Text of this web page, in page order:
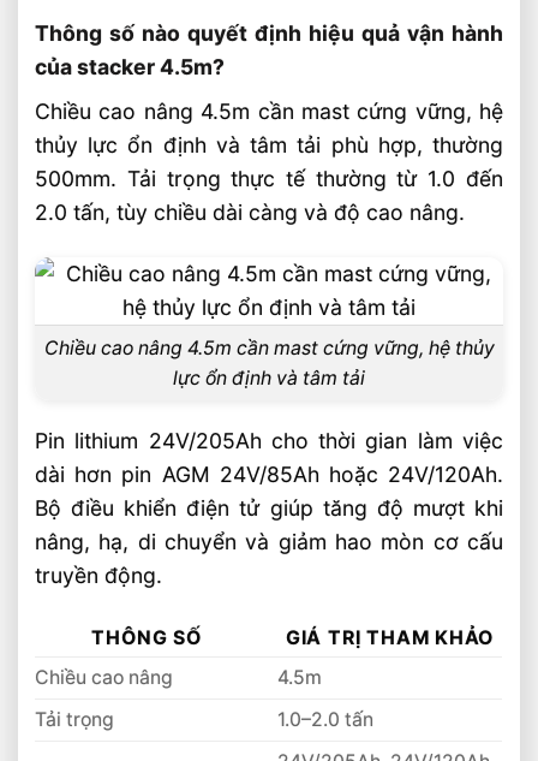
Video: Xe Nâng Điện Stacker Đứng Lái
Nâng Cao 4.5m Có Tốt Không
Sản phẩm đề xuất
Liên hệ mua sản phẩm
Bài Viết Liên Quan
Xe Nâng Dầu 3 Tấn Có Thể Làm Việc Liên
Xe Nâng Dầu 3 Tấn Nâng Cao 6 Mét Có
Phổ Biến Hiện Nay?
Xe Nâng Dầu 3 Tấn Nâng Cao 4.5 Mét
Nên Chọn Loại Nào?
Cho Kho Logistics
So Sánh Hiệu Suất Nâng Xe Nâng Lithium
Theo Từng Tải Trọng
Xe Nâng Lithium 2 Tấn Và 3 Tấn Khác
Nhau Thế Nào
So Sánh Xe Nâng Lithium 1.5 Tấn Và 2
Tấn Nên Chọn Loại Nào
Chọn Xe Nâng Lithium Theo Nhu Cầu Sử
Dụng Thực Tế Hiệu Quả
Thông số nào quyết định hiệu quả vận hành
của stacker 4.5m?
Chiều cao nâng 4.5m cần mast cứng vững, hệ
thủy lực ổn định và tâm tải phù hợp, thường
500mm. Tải trọng thực tế thường từ 1.0 đến
2.0 tấn, tùy chiều dài càng và độ cao nâng.
Chiều cao nâng 4.5m cần mast cứng vững, hệ thủy
lực ổn định và tâm tải
Pin lithium 24V/205Ah cho thời gian làm việc
dài hơn pin AGM 24V/85Ah hoặc 24V/120Ah.
Bộ điều khiển điện tử giúp tăng độ mượt khi
nâng, hạ, di chuyển và giảm hao mòn cơ cấu
truyền động.
THÔNG SỐ
GIÁ TRỊ THAM KHẢO
Chiều cao nâng
4.5m
Tải trọng
1.0–2.0 tấn